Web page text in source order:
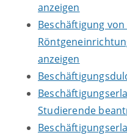
anzeigen
Beschäftigung
anzeigen
Studierende